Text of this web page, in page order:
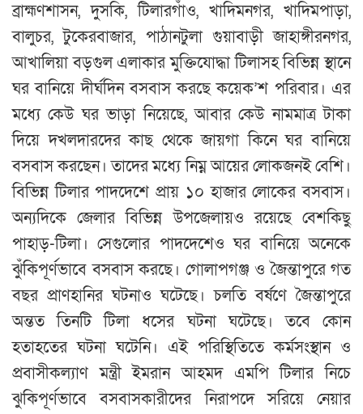
ব্রাহ্মণশাসন, দুসকি, টিলারগাঁও, খাদিমনগর, খাদিমপাড়া,
বালুচর, টুকেরবাজার, পাঠানটুলা গুয়াবাড়ী জাহাঙ্গীরনগর,
আখালিয়া বড়গুল এলাকার মুক্তিযোদ্ধা টিলাসহ বিভিন্ন স্থানে
ঘর বানিয়ে দীর্ঘদিন বসবাস করছে কয়েক’শ পরিবার। এর
মধ্যে কেউ ঘর ভাড়া নিয়েছে, আবার কেউ নামমাত্র টাকা
দিয়ে দখলদারদের কাছ থেকে জায়গা কিনে ঘর বানিয়ে
বসবাস করছেন। তাদের মধ্যে নিম্ন আয়ের লোকজনই বেশি।
বিভিন্ন টিলার পাদদেশে প্রায় ১০ হাজার লোকের বসবাস।
অন্যদিকে জেলার বিভিন্ন উপজেলায়ও রয়েছে বেশকিছু
পাহাড়-টিলা। সেগুলোর পাদদেশেও ঘর বানিয়ে অনেকে
ঝুঁকিপূর্ণভাবে বসবাস করছে। গোলাপগঞ্জ ও জৈন্তাপুরে গত
বছর প্রাণহানির ঘটনাও ঘটেছে। চলতি বর্ষণে জৈন্তাপুরে
অন্তত তিনটি টিলা ধসের ঘটনা ঘটেছে। তবে কোন
হতাহতের ঘটনা ঘটেনি। এই পরিস্থিতিতে কর্মসংস্থান ও
প্রবাসীকল্যাণ মন্ত্রী ইমরান আহমদ এমপি টিলার নিচে
ঝুকিপূর্ণভাবে বসবাসকারীদের নিরাপদে সরিয়ে নেয়ার